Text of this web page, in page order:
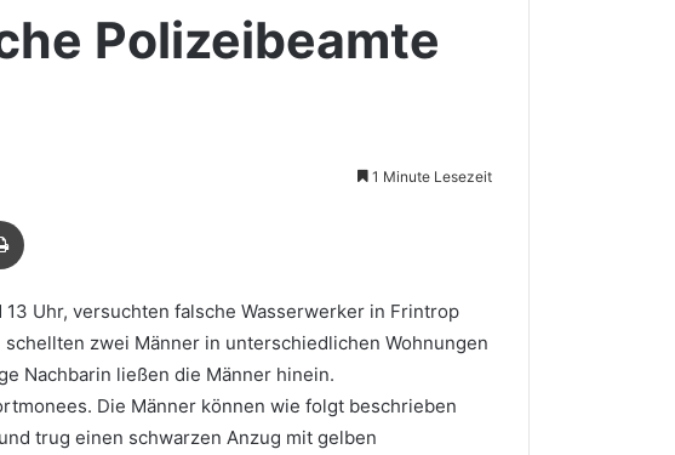
Polizeibeamte
1 Minute Lesezeit
Uhr, versuchten falsche Wasserwerker in Frintrop
zwei Männer in unterschiedlichen Wohnungen
Nachbarin ließen die Männer hinein.
Die Männer können wie folgt beschrieben
trug einen schwarzen Anzug mit gelben